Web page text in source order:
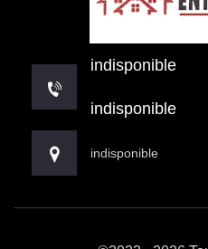
indisponible
indisponible
indisponible